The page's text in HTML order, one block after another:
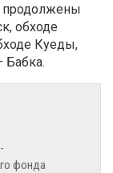
продолжены
обходе
Куеды,
Бабка.
фонда